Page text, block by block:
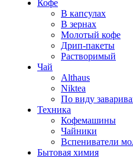
Кофе
В капсулах
В зернах
Молотый кофе
Дрип-пакеты
Растворимый
Чай
Althaus
Niktea
По виду
Техника
Кофемашины
Чайники
Вспениватели
Бытовая химия